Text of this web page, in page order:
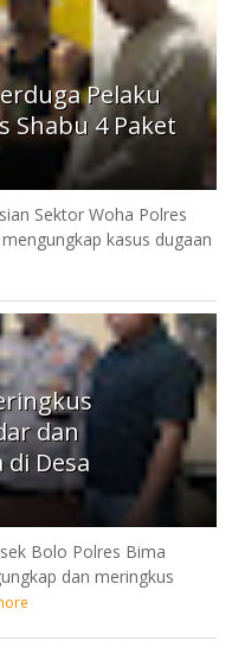
Pelaku
Shabu 4 Paket
Sektor Woha Polres
kasus dugaan
dan
Desa
Bolo Polres Bima
dan meringkus